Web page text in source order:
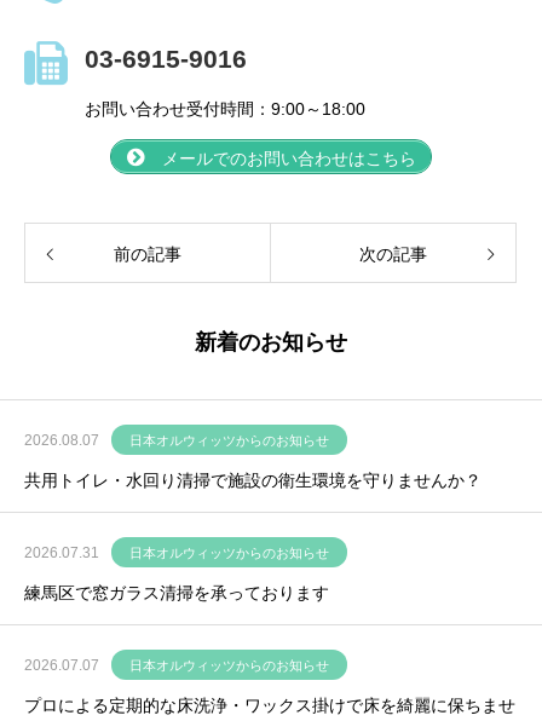
03-6915-9016
お問い合わせ受付時間：9:00～18:00
メールでのお問い合わせはこちら
前の記事 次の記事
新着のお知らせ
2026.08.07 日本オルウィッツからのお知らせ
共用トイレ・水回り清掃で施設の衛生環境を守りませんか？
2026.07.31 日本オルウィッツからのお知らせ
練馬区で窓ガラス清掃を承っております
2026.07.07 日本オルウィッツからのお知らせ
プロによる定期的な床洗浄・ワックス掛けで床を綺麗に保ちませ